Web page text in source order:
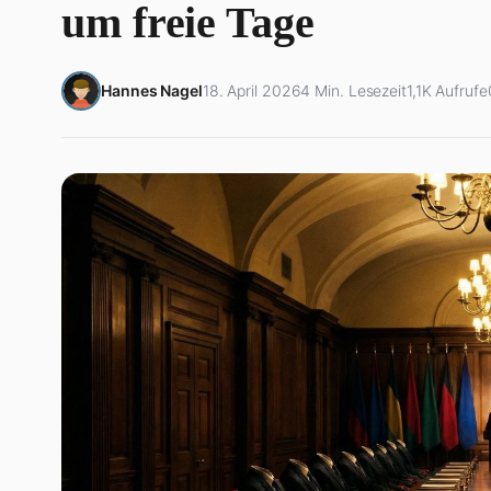
um freie Tage
Hannes Nagel18. April 20264 Min. Lesezeit1,1K Aufrufe